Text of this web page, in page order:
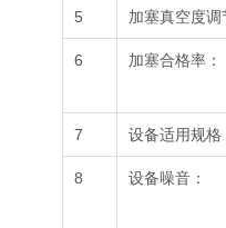
5 加塞真空度调
6 加塞合格率：
7 设备适用规格
8 设备噪音：